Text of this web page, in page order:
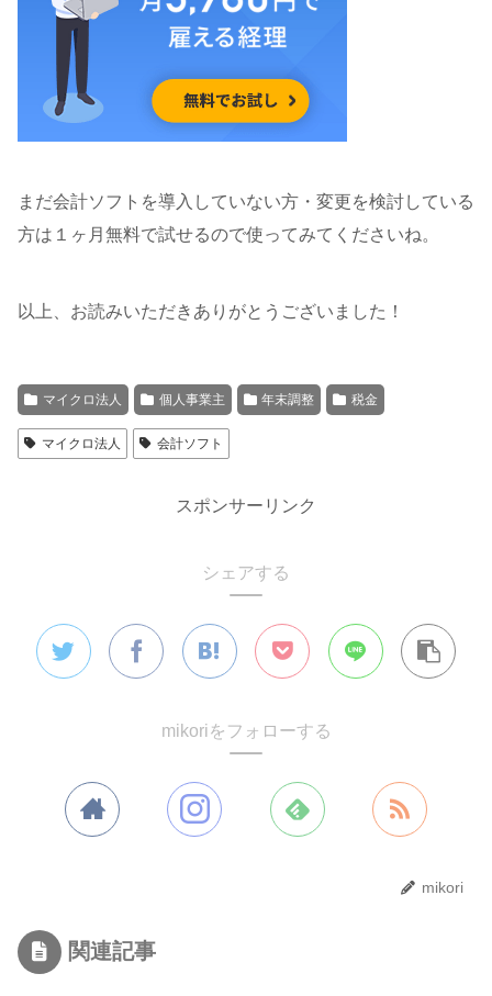
まだ会計ソフトを導入していない方・変更を検討している
方は１ヶ月無料で試せるので使ってみてくださいね。
以上、お読みいただきありがとうございました！
マイクロ法人 個人事業主 年末調整 税金
マイクロ法人 会計ソフト
スポンサーリンク
シェアする
mikoriをフォローする
mikori
関連記事